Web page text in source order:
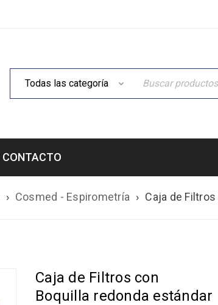
CONTACTO
› Cosmed - Espirometría › Caja de
Caja de Filtros con
Boquilla redonda estándar